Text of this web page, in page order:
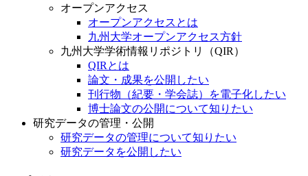
オープンアクセス
オープンアクセスとは
九州大学オープンアクセス方針
九州大学学術情報リポジトリ（QIR）
QIRとは
論文・成果を公開したい
刊行物（紀要・学会誌）を電子化したい
博士論文の公開について知りたい
研究データの管理・公開
研究データの管理について知りたい
研究データを公開したい